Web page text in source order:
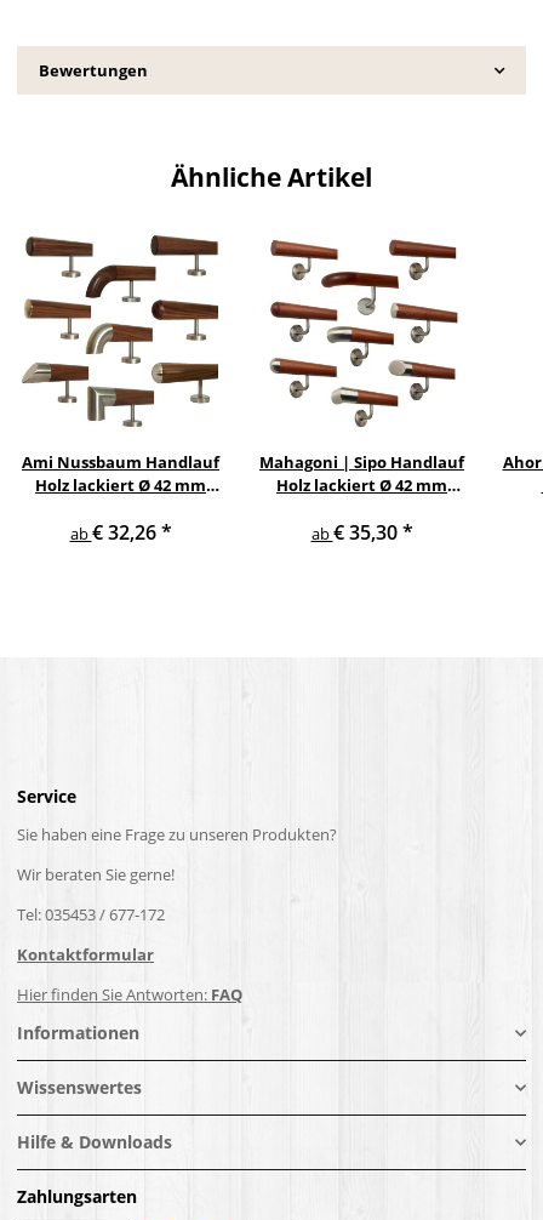
Bewertungen
Ähnliche Artikel
Ami Nussbaum Handlauf
Holz lackiert Ø 42 mm
und Enden
ab€ 32,26*
Mahagoni | Sipo Handlauf
Holz lackiert Ø 42 mm
Edelstahlhalter und
ab€ 35,30*
Service
Sie haben eine Frage zu unseren Produkten?
Wir beraten Sie gerne!
Tel: 035453 / 677-172
Kontaktformular
Hier finden Sie Antworten: FAQ
Informationen
Wissenswertes
Hilfe & Downloads
Zahlungsarten